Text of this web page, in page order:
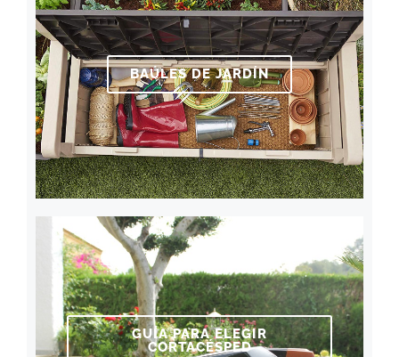
BAÚLES DE JARDÍN
GUÍA PARA ELEGIR
CORTACÉSPED